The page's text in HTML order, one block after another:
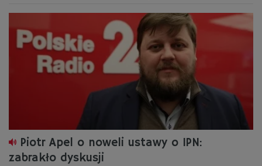
Piotr Apel o noweli ustawy o IPN:
zabrakło dyskusji